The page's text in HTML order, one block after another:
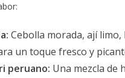
Cebolla morada, ají limo,
un toque fresco y
peruano: Una mezcla de